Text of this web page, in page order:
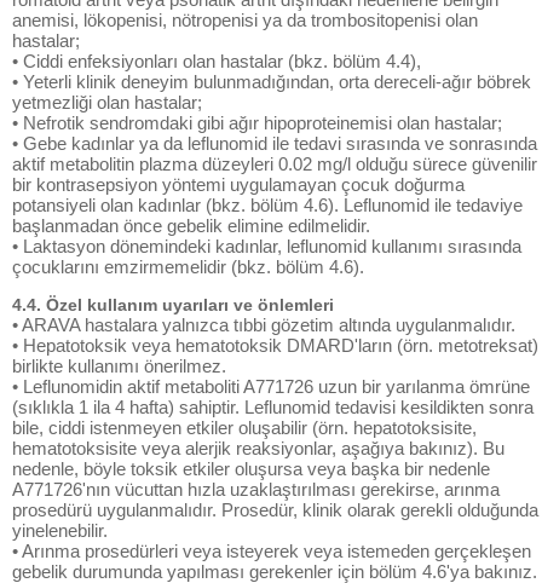
anemisi, lökopenisi, nötropenisi ya da trombositopenisi olan
hastalar;
• Ciddi enfeksiyonları olan hastalar (bkz. bölüm 4.4),
• Yeterli klinik deneyim bulunmadığından, orta dereceli-ağır böbrek
yetmezliği olan hastalar;
• Nefrotik sendromdaki gibi ağır hipoproteinemisi olan hastalar;
• Gebe kadınlar ya da leflunomid ile tedavi sırasında ve sonrasında
aktif metabolitin plazma düzeyleri 0.02 mg/l olduğu sürece güvenilir
bir kontrasepsiyon yöntemi uygulamayan çocuk doğurma
potansiyeli olan kadınlar (bkz. bölüm 4.6). Leflunomid ile tedaviye
başlanmadan önce gebelik elimine edilmelidir.
• Laktasyon dönemindeki kadınlar, leflunomid kullanımı sırasında
çocuklarını emzirmemelidir (bkz. bölüm 4.6).
4.4. Özel kullanım uyarıları ve önlemleri
• ARAVA hastalara yalnızca tıbbi gözetim altında uygulanmalıdır.
• Hepatotoksik veya hematotoksik DMARD'ların (örn. metotreksat)
birlikte kullanımı önerilmez.
• Leflunomidin aktif metaboliti A771726 uzun bir yarılanma ömrüne
(sıklıkla 1 ila 4 hafta) sahiptir. Leflunomid tedavisi kesildikten sonra
bile, ciddi istenmeyen etkiler oluşabilir (örn. hepatotoksisite,
hematotoksisite veya alerjik reaksiyonlar, aşağıya bakınız). Bu
nedenle, böyle toksik etkiler oluşursa veya başka bir nedenle
A771726'nın vücuttan hızla uzaklaştırılması gerekirse, arınma
prosedürü uygulanmalıdır. Prosedür, klinik olarak gerekli olduğunda
yinelenebilir.
• Arınma prosedürleri veya isteyerek veya istemeden gerçekleşen
gebelik durumunda yapılması gerekenler için bölüm 4.6'ya bakınız.